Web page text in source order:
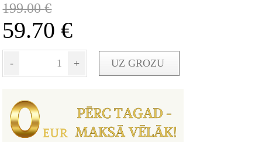
199.00€
59.70€
- + UZ GROZU